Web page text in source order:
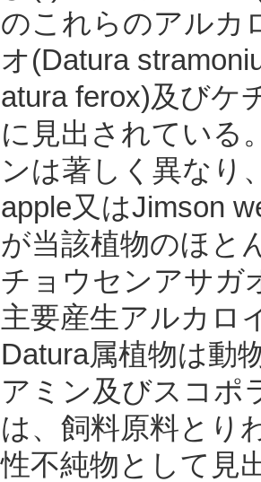
のこれらのアルカ
オ(Datura
atura ferox)及びケ
に見出されている
ンは著しく異なり
apple又はJimson
が当該植物のほと
チョウセンアサガ
主要産生アルカロ
Datura属植物は動
アミン及びスコポ
は、飼料原料とり
性不純物として見